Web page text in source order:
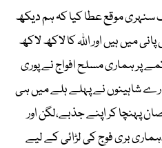
موقع عطا کیا کہ ہم دیکھ
میں ہیں اور اﷲ کا لاکھ لاکھ
پر ہماری مسلح افواج نے پوری
شاہینوں نے پہلے ہلے میں ہی
پہنچا کر اپنے جذبے،لگن اور
بری فوج کی لڑائی کے لیے